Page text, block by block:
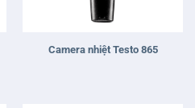
Camera nhiệt Testo 865